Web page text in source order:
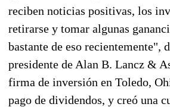
reciben noticias positivas, los
retirarse y tomar algunas
bastante de eso recientemente",
presidente de Alan B. Lancz &
firma de inversión en Toledo,
pago de dividendos, y creó una